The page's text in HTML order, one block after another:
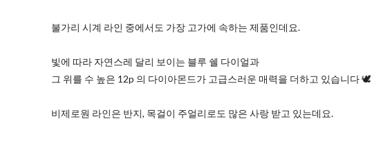
불가리 시계 라인 중에서도 가장 고가에 속하는 제품인데요.
빛에 따라 자연스레 달리 보이는 블루 쉘 다이얼과
그 위를 수 높은 12p 의 다이아몬드가 고급스러운 매력을 더하고 있습니다 🕊️
비제로원 라인은 반지, 목걸이 주얼리로도 많은 사랑 받고 있는데요.